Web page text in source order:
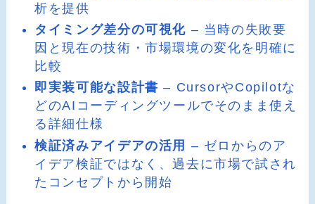
析を提供
タイミング差分の可視化 – 当時の失敗要
因と現在の技術・市場環境の変化を明確に
比較
即実装可能な設計書 – CursorやCopilotな
どのAIコーディングツールでそのまま使え
る詳細仕様
検証済みアイデアの活用 – ゼロからのア
イデア検証ではなく、過去に市場で試され
たコンセプトから開始